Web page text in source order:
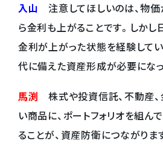
入山 注意してほしいのは、物
ら金利も上がることです。しかし
金利が上がった状態を経験して
代に備えた資産形成が必要になっ
馬渕 株式や投資信託、不動産
い商品に、ポートフォリオを組ん
ることが、資産防衛につながりま